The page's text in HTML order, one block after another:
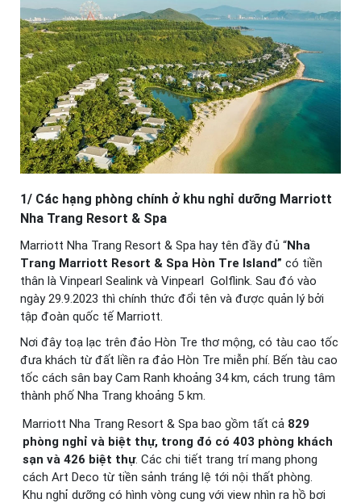
1/ Các hạng phòng chính ở khu nghỉ dưỡng Marriott
Nha Trang Resort & Spa
Marriott Nha Trang Resort & Spa hay tên đầy đủ “Nha
Trang Marriott Resort & Spa Hòn Tre Island” có tiền
thân là Vinpearl Sealink và Vinpearl Golflink. Sau đó vào
ngày 29.9.2023 thì chính thức đổi tên và được quản lý bởi
tập đoàn quốc tế Marriott.
Nơi đây toạ lạc trên đảo Hòn Tre thơ mộng, có tàu cao tốc
đưa khách từ đất liền ra đảo Hòn Tre miễn phí. Bến tàu cao
tốc cách sân bay Cam Ranh khoảng 34 km, cách trung tâm
thành phố Nha Trang khoảng 5 km.
Marriott Nha Trang Resort & Spa bao gồm tất cả 829
phòng nghỉ và biệt thự, trong đó có 403 phòng khách
sạn và 426 biệt thự. Các chi tiết trang trí mang phong
cách Art Deco từ tiền sảnh tráng lệ tới nội thất phòng.
Khu nghỉ dưỡng có hình vòng cung với view nhìn ra hồ bơi